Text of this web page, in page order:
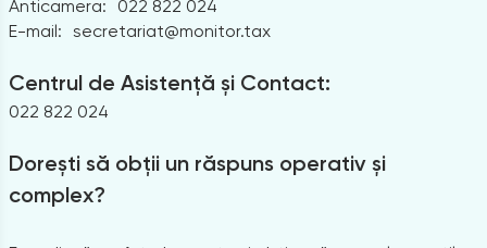
Anticamera:
022 822 024
E-mail: secretariat@monitor.tax
Centrul de Asistență și Contact:
022 822 024
Dorești să obții un răspuns operativ și
complex?